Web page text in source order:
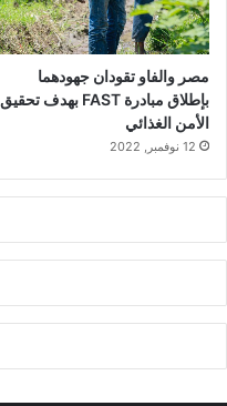
مصر والفاو تقودان جهودهما
بإطلاق مبادرة FAST بهدف تحقيق
الأمن الغذائي
12 نوفمبر, 2022